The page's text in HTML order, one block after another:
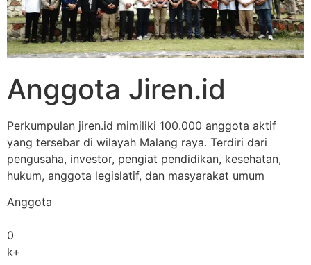
Anggota Jiren.id
Perkumpulan jiren.id mimiliki 100.000 anggota aktif
yang tersebar di wilayah Malang raya. Terdiri dari
pengusaha, investor, pengiat pendidikan, kesehatan,
hukum, anggota legislatif, dan masyarakat umum
Anggota
0
k+